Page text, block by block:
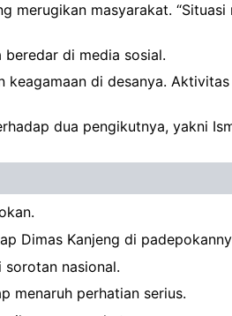
merugikan masyarakat. ‎“Situasi
di media sosial.
di desanya.
dua pengikutnya, yakni
Dimas Kanjeng di
nasional.
menaruh perhatian serius.